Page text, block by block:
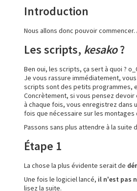
Introduction
Nous allons donc pouvoir
Les scripts, kesako?
Ben oui, les scripts, ça sert à quoi ?
Je vous rassure immédiatement,
scripts sont des petits programmes,
Concrètement, si vous pensez
à chaque fois, vous enregistrez
fois que nécessaire sur les
Passons sans plus attendre à la suite
Étape 1
La chose la plus évidente serait de
Une fois le logiciel lancé, il n'est pas
lisez la suite.